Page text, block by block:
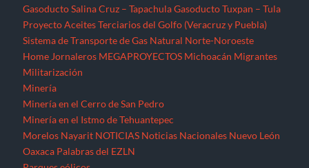
Gasoducto Salina Cruz – Tapachula Gasoducto Tuxpan – Tula
Proyecto Aceites Terciarios del Golfo (Veracruz y Puebla)
Sistema de Transporte de Gas Natural Norte-Noroeste
Home Jornaleros MEGAPROYECTOS Michoacán Migrantes
Militarización
Minería
Minería en el Cerro de San Pedro
Minería en el Istmo de Tehuantepec
Morelos Nayarit NOTICIAS Noticias Nacionales Nuevo León
Oaxaca Palabras del EZLN